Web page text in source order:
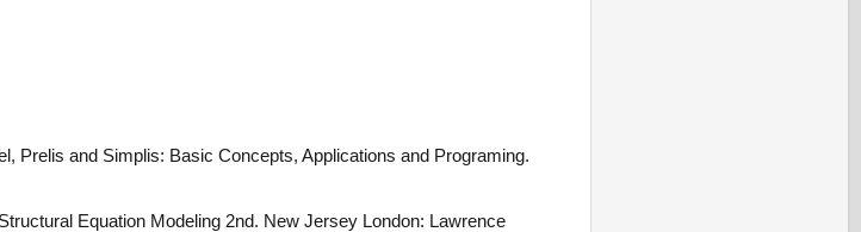
Prelis and Simplis: Basic Concepts, Applications and Programing.
Equation Modeling 2nd. New Jersey London: Lawrence